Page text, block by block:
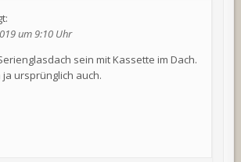
um 9:10 Uhr
sein mit Kassette im Dach.
ursprünglich auch.